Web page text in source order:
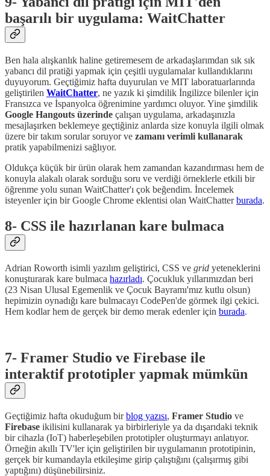
başarılı bir uygulama: WaitChatter
Ben hala alışkanlık haline getiremesem de arkadaşlarımdan sık sık
yabancı dil pratiği yapmak için çeşitli uygulamalar kullandıklarını
duyuyorum. Geçtiğimiz hafta duyurulan ve MIT laboratuarlarında
geliştirilen WaitChatter, ne yazık ki şimdilik İngilizce bilenler için
Fransızca ve İspanyolca öğrenimine yardımcı oluyor. Yine şimdilik
Google Hangouts üzerinde çalışan uygulama, arkadaşınızla
mesajlaşırken beklemeye geçtiğiniz anlarda size konuyla ilgili olmak
üzere bir takım sorular soruyor ve zamanı verimli kullanarak
pratik yapabilmenizi sağlıyor.
Oldukça küçük bir ürün olarak hem zamandan kazandırması hem de
konuyla alakalı olarak sorduğu soru ve verdiği örneklerle etkili bir
öğrenme yolu sunan WaitChatter'ı çok beğendim. İncelemek
isteyenler için bir Google Chrome eklentisi olan WaitChatterburada.
8- CSS ile hazırlanan kare bulmaca
Adrian Roworth isimli yazılım geliştirici, CSS ve grid yeteneklerini
konuşturarak kare bulmaca hazırladı. Çocukluk yıllarımızdan beri
(23 Nisan Ulusal Egemenlik ve Çocuk Bayramı'mız kutlu olsun)
hepimizin oynadığı kare bulmacayı CodePen'de görmek ilgi çekici.
Hem kodlar hem de gerçek bir demo merak edenler için burada.
7- Framer Studio ve Firebase ile
interaktif prototipler yapmak mümkün
Geçtiğimiz hafta okuduğum birblog yazısı, Framer Studio ve
Firebase ikilisini kullanarak ya birbirleriyle ya da dışarıdaki teknik
bir cihazla (IoT) haberleşebilen prototipler oluşturmayı anlatıyor.
Örneğin akıllı TV'ler için geliştirilen bir uygulamanın prototipinin,
gerçek bir kumandayla etkileşime girip çalıştığını (çalışırmış gibi
yaptığını) düşünebilirsiniz.